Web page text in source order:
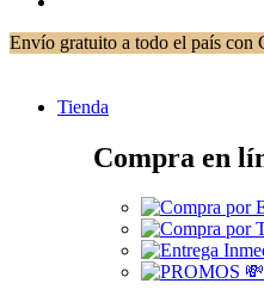
Envío gratuito a todo el país con
Tienda
Compra en